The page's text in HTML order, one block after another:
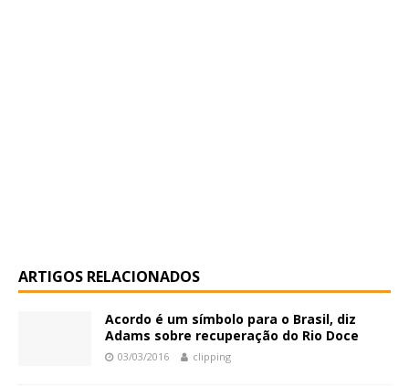
ARTIGOS RELACIONADOS
Acordo é um símbolo para o Brasil, diz
Adams sobre recuperação do Rio Doce
03/03/2016 clipping